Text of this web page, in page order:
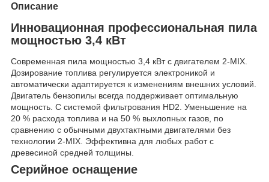
Описание
Инновационная профессиональная пила
мощностью 3,4 кВт
Современная пила мощностью 3,4 кВт с двигателем 2-MIX.
Дозирование топлива регулируется электроникой и
автоматически адаптируется к изменениям внешних условий.
Двигатель бензопилы всегда поддерживает оптимальную
мощность. С системой фильтрования HD2. Уменьшение на
20 % расхода топлива и на 50 % выхлопных газов, по
сравнению с обычными двухтактными двигателями без
технологии 2-MIX. Эффективна для любых работ с
древесиной средней толщины.
Серийное оснащение